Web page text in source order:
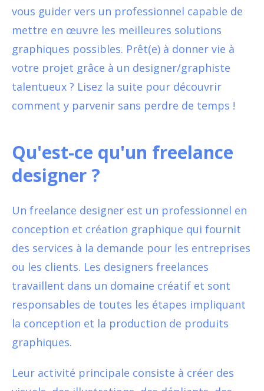
vous guider vers un professionnel capable de
mettre en œuvre les meilleures solutions
graphiques possibles. Prêt(e) à donner vie à
votre projet grâce à un designer/graphiste
talentueux ? Lisez la suite pour découvrir
comment y parvenir sans perdre de temps !
Qu'est-ce qu'un freelance
designer ?
Un freelance designer est un professionnel en
conception et création graphique qui fournit
des services à la demande pour les entreprises
ou les clients. Les designers freelances
travaillent dans un domaine créatif et sont
responsables de toutes les étapes impliquant
la conception et la production de produits
graphiques.
Leur activité principale consiste à créer des